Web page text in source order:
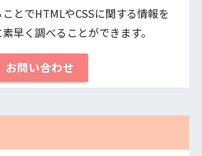
とでHTMLやCSSに関する情報を
早く調べることができます。
お問い合わせ